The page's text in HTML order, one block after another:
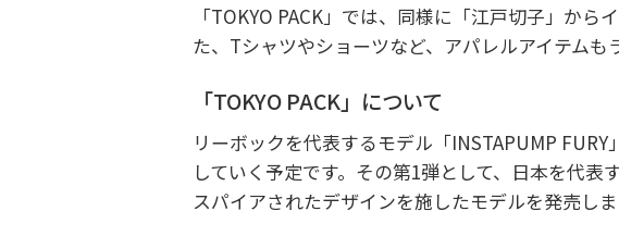
「TOKYO PACK」では、同様に「江戸切子」か
た、Tシャツやショーツなど、アパレルアイテムも
「TOKYO PACK」について
リーボックを代表するモデル「INSTAPUMP
していく予定です。その第1弾として、日本を代
スパイアされたデザインを施したモデルを発売しま